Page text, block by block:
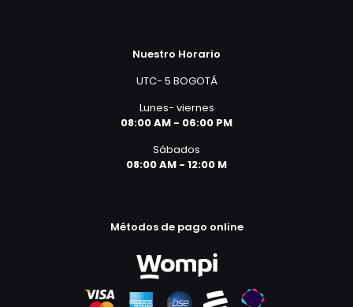
Nuestro Horario
UTC- 5 BOGOTÁ
Lunes- viernes
08:00 AM - 06:00 PM
Sábados
08:00 AM - 12:00 M
Métodos de pago online